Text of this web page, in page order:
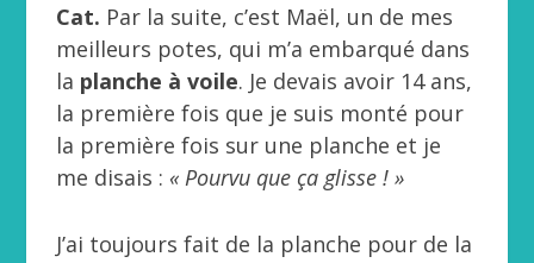
Cat. Par la suite, c’est Maël, un de mes
meilleurs potes, qui m’a embarqué dans
la planche à voile. Je devais avoir 14 ans,
la première fois que je suis monté pour
la première fois sur une planche et je
me disais : « Pourvu que ça glisse ! »
J’ai toujours fait de la planche pour de la